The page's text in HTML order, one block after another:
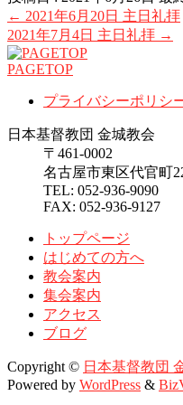
← 2021年6月20日 主日礼拝
2021年7月4日 主日礼拝 →
PAGETOP
プライバシーポリシ
日本基督教団 金城教会
〒461-0002
名古屋市東区代官町
TEL: 052-936-9090
FAX: 052-936-9127
トップページ
はじめての方へ
教会案内
集会案内
アクセス
ブログ
Copyright © 日本基督教団
Powered by WordPress &